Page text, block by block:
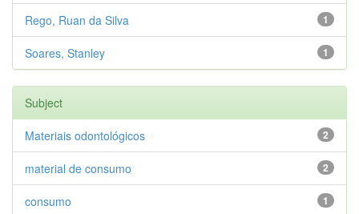
1
Rego, Ruan da Silva
1
Soares, Stanley
Subject
2
Materiais odontológicos
2
material de consumo
1
consumo